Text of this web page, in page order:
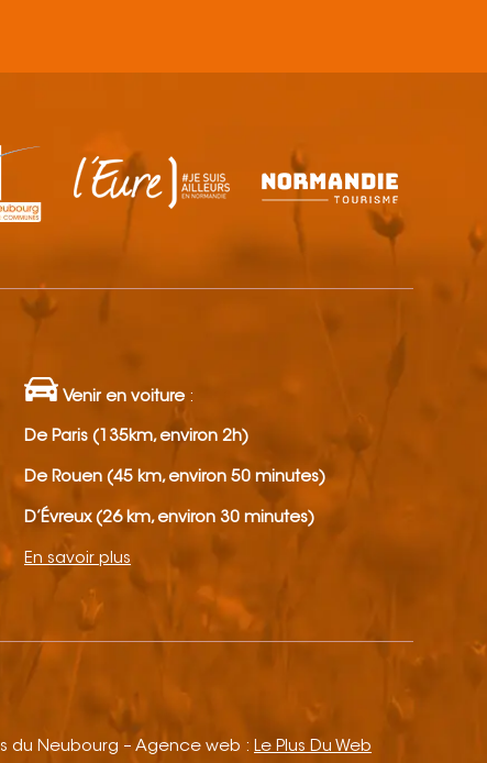
Venir en voiture :
De Paris (135km, environ 2h)
De Rouen (45 km, environ 50 minutes)
D’Évreux (26 km, environ 30 minutes)
En savoir plus
du Neubourg – Agence web : Le Plus Du Web